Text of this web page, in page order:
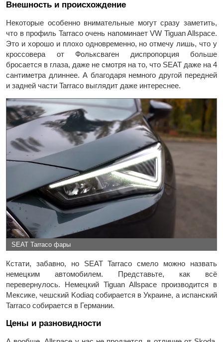
Внешность и происхождение
Некоторые особенно внимательные могут сразу заметить,
что в профиль Tarraco очень напоминает VW Tiguan Allspace.
Это и хорошо и плохо одновременно, но отмечу лишь, что у
кроссовера от Фольксваген диспропорция больше
бросается в глаза, даже не смотря на то, что SEAT даже на 4
сантиметра длиннее. А благодаря немного другой передней
и задней части Tarraco выглядит даже интереснее.
SEAT Tarraco фары
Кстати, забавно, но SEAT Tarraco смело можно назвать
немецким автомобилем. Представьте, как всё
перевернулось. Немецкий Tiguan Allspace производится в
Мексике, чешский Kodiaq собирается в Украине, а испанский
Tarraco собирается в Германии.
Цены и разновидности